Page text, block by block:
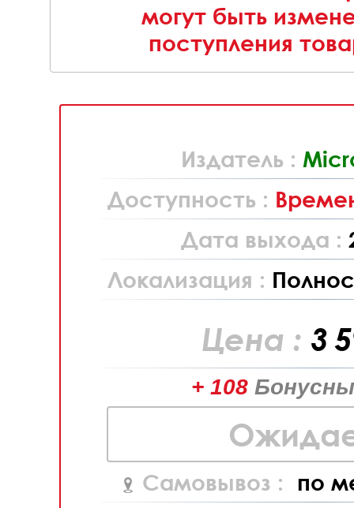
могут быть
поступления
Издатель :
Доступность :
Дата выхода :
Локализация :
Цена : 3
+ 108
Самовывоз : по